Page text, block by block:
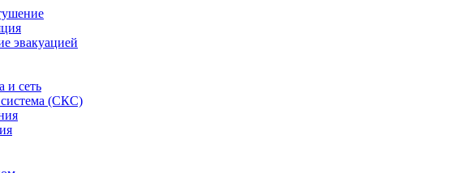
эвакуацией
и сеть
система (СКС)